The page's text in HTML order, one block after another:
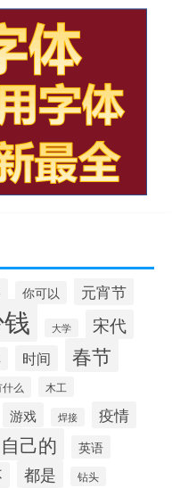
你可以 元宵节
大学 宋代
时间 春节
么 木工
游戏 焊接 疫情
自己的 英语
都是 钻头